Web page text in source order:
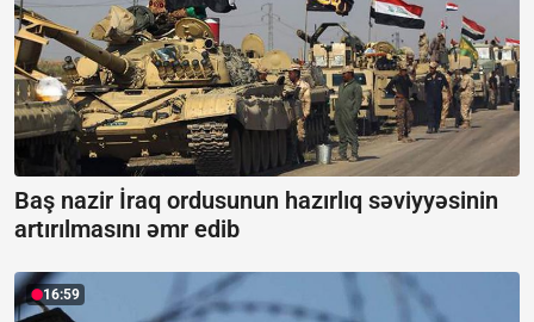
Baş nazir İraq ordusunun hazırlıq səviyyəsinin
artırılmasını əmr edib
16:59